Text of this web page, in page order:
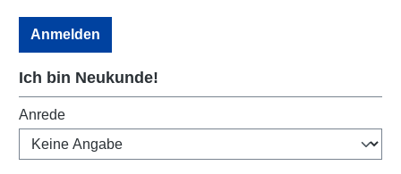
Anmelden
Ich bin Neukunde!
Persönliche Informationen
Anrede